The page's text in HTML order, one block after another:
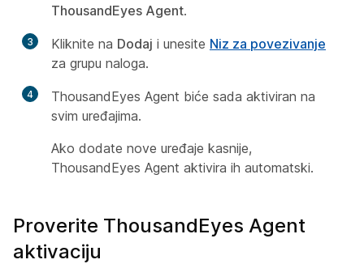
ThousandEyes Agent.
3 Kliknite na Dodaj i unesite Niz za povezivanje
za grupu naloga.
4
ThousandEyes Agent biće sada aktiviran na
svim uređajima.
Ako dodate nove uređaje kasnije,
ThousandEyes Agent aktivira ih automatski.
Proverite ThousandEyes Agent
aktivaciju